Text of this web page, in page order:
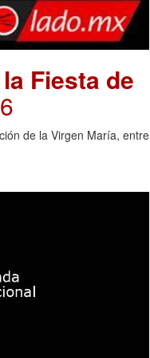
Fiesta de
de la Virgen María, entre